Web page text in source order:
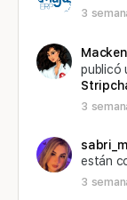
3
publicó
3
están
3